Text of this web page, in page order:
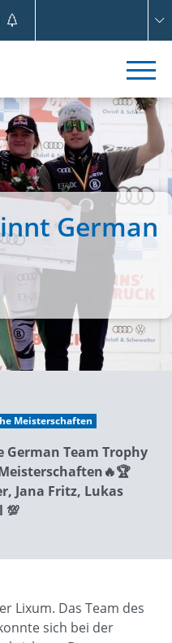
German
Meisterschaften
German Team Trophy
Jana Fritz, Lukas
💯
Lixum. Das Team des
sich bei der